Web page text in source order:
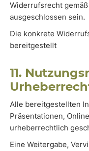
Widerrufsrecht gemäß
ausgeschlossen sein.
Die konkrete
bereitgestellt
11.
Alle bereitgestellten
Präsentationen,
urheberrechtlich
Eine Weitergabe,